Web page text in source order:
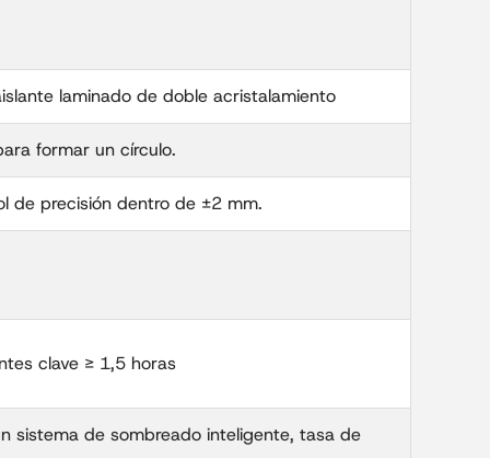
laminado de doble acristalamiento
formar un círculo.
de precisión dentro de ±2 mm.
clave ≥ 1,5 horas
sistema de sombreado inteligente, tasa de